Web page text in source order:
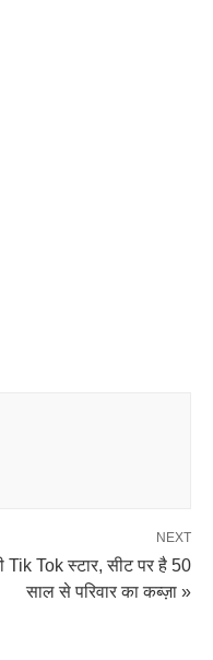
NEXT
Tik Tok स्टार, सीट पर है 50
साल से परिवार का कब्ज़ा »